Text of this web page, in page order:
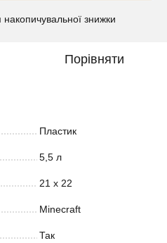
знижки
Порівняти
Пластик
5,5 л
21 х 22
Minecraft
Так